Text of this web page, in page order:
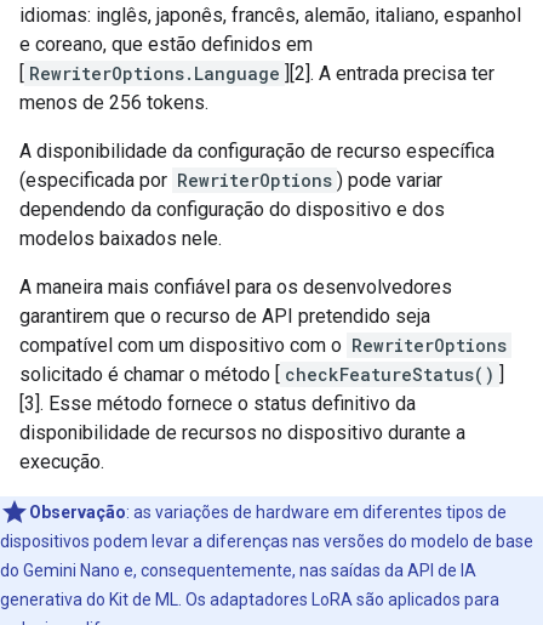
idiomas: inglês, japonês, francês, alemão, italiano, espanhol
e coreano, que estão definidos em
[ RewriterOptions.Language ][2]. A entrada precisa ter
menos de 256 tokens.
A disponibilidade da configuração de recurso específica
(especificada por RewriterOptions ) pode variar
dependendo da configuração do dispositivo e dos
modelos baixados nele.
A maneira mais confiável para os desenvolvedores
garantirem que o recurso de API pretendido seja
compatível com um dispositivo com o RewriterOptions
solicitado é chamar o método [ checkFeatureStatus() ]
[3]. Esse método fornece o status definitivo da
disponibilidade de recursos no dispositivo durante a
execução.
Observação: as variações de hardware em diferentes tipos de
dispositivos podem levar a diferenças nas versões do modelo de base
do Gemini Nano e, consequentemente, nas saídas da API de IA
generativa do Kit de ML. Os adaptadores LoRA são aplicados para